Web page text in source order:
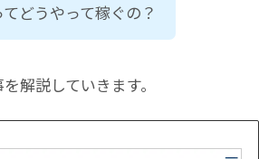
どうやって稼ぐの？
解説していきます。